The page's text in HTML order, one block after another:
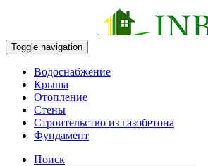
Toggle navigation
Водоснабжение
Крыша
Отопление
Стены
Строительство из газобетона
Фундамент
Поиск